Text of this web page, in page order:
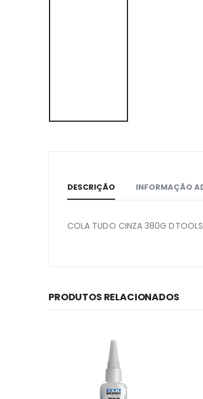
DESCRIÇÃO INFORMAÇÃO
COLA TUDO CINZA 380G DTOOLS
PRODUTOS RELACIONADOS